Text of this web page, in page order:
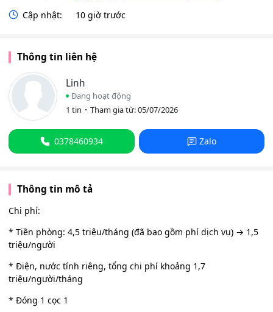
Cập nhật:
10 giờ trước
Thông tin liên hệ
Linh
Đang hoạt động
1 tin
Tham gia từ: 05/07/2026
0378460934 Zalo
Thông tin mô tả
Chi phí:
* Tiền phòng: 4,5 triệu/tháng (đã bao gồm phí dịch vụ) → 1,5
triệu/người
* Điện, nước tính riêng, tổng chi phí khoảng 1,7
triệu/người/tháng
* Đóng 1 cọc 1